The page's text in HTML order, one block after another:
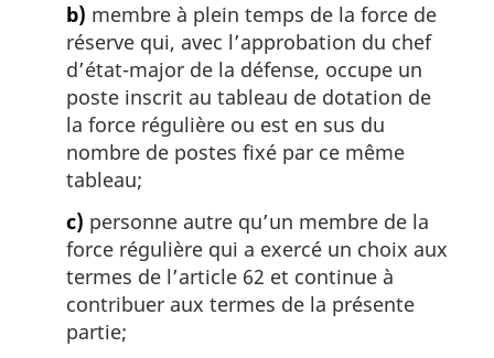
b) membre à plein temps de la force de
réserve qui, avec l’approbation du chef
d’état-major de la défense, occupe un
poste inscrit au tableau de dotation de
la force régulière ou est en sus du
nombre de postes fixé par ce même
tableau;
c) personne autre qu’un membre de la
force régulière qui a exercé un choix aux
termes de l’article 62 et continue à
contribuer aux termes de la présente
partie;